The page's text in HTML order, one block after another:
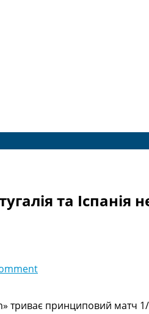
та
триває принциповий матч